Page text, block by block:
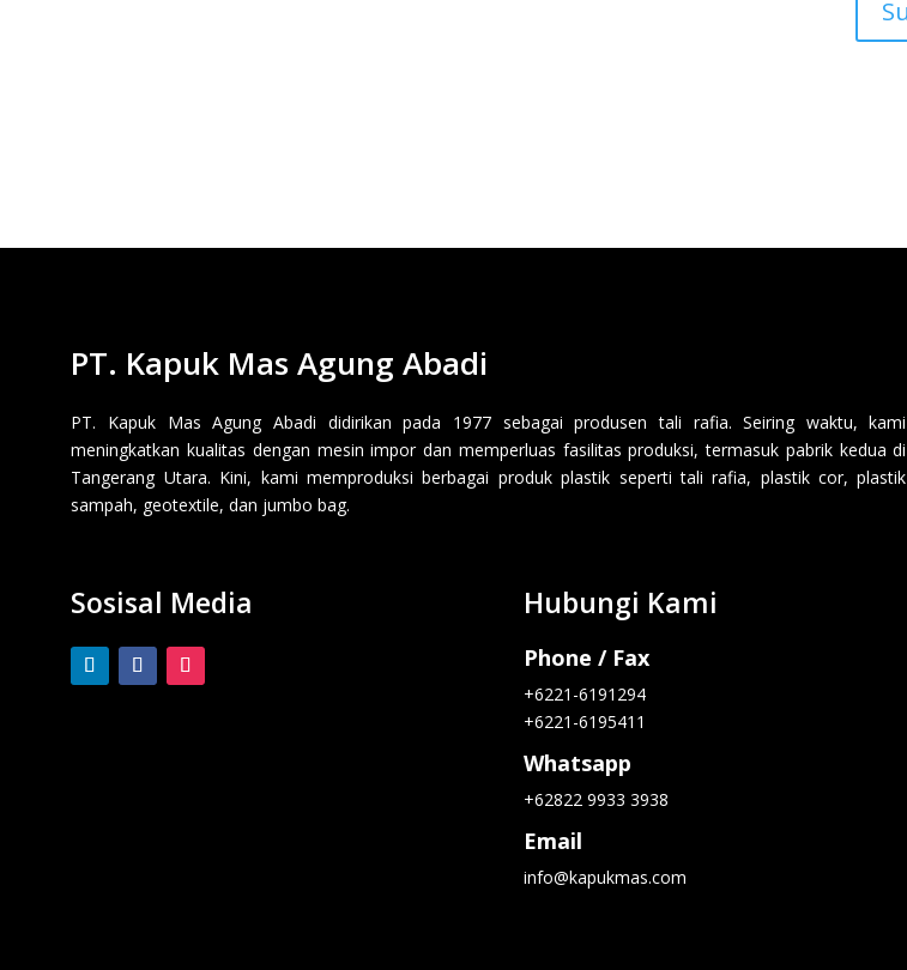
PT. Kapuk Mas Agung Abadi
PT. Kapuk Mas Agung Abadi didirikan pada 1977 sebagai produsen tali rafia. Seiring waktu, kami
meningkatkan kualitas dengan mesin impor dan memperluas fasilitas produksi, termasuk pabrik kedua di
Tangerang Utara. Kini, kami memproduksi berbagai produk plastik seperti tali rafia, plastik cor, plastik
sampah, geotextile, dan jumbo bag.
Sosisal Media Hubungi Kami
Phone / Fax
+6221-6191294
+6221-6195411
Whatsapp
+62822 9933 3938
Email
info@kapukmas.com